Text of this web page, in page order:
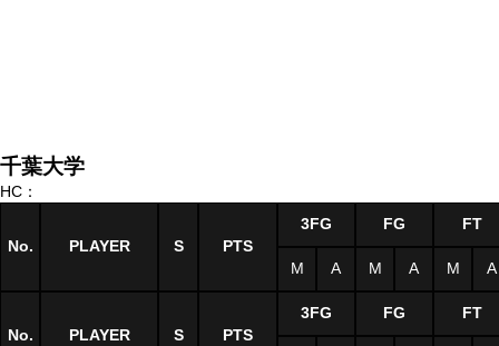
千葉大学
HC：
No. PLAYER S PTS
3FG FG FT
M A M A M A
No. PLAYER S PTS
3FG FG FT